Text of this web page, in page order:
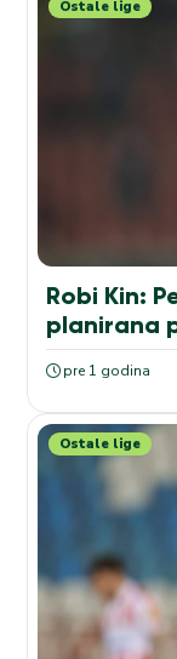
Ostale lige
Robi Kin:
planirana
pre 1 godina
Ostale lige